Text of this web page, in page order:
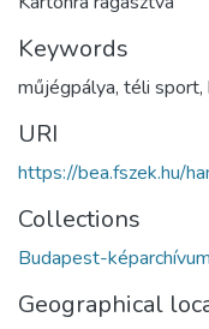
Keywords
műjégpálya, téli sport,
URI
https://bea.fszek.hu/
Collections
Budapest-képarchívum
Geographical